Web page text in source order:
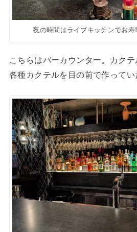
夜の時間はライブキッチンでお寿
こちらはバーカウンター。カクテ
各種カクテルを目の前で作ってい